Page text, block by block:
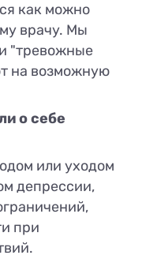
как можно
врачу. Мы
"тревожные
на возможную
о себе
или уходом
депрессии,
при